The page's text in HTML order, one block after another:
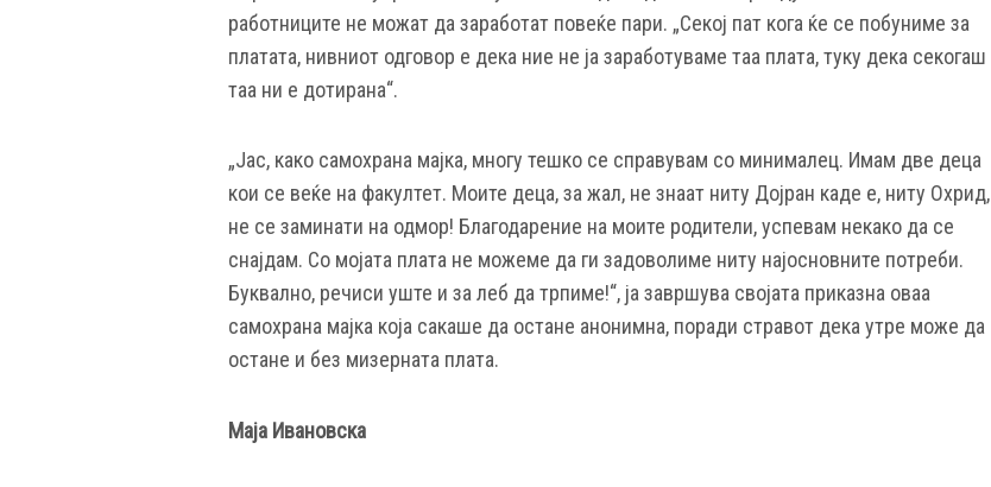
работниците не можат да заработат повеќе пари. „Секој пат кога ќе се побуниме за
платата, нивниот одговор е дека ние не ја заработуваме таа плата, туку дека секогаш
таа ни е дотирана“.
„Јас, како самохрана мајка, многу тешко се справувам со минималец. Имам две деца
кои се веќе на факултет. Моите деца, за жал, не знаат ниту Дојран каде е, ниту Охрид,
не се заминати на одмор! Благодарение на моите родители, успевам некако да се
снајдам. Со мојата плата не можеме да ги задоволиме ниту најосновните потреби.
Буквално, речиси уште и за леб да трпиме!“, ја завршува својата приказна оваа
самохрана мајка која сакаше да остане анонимна, поради стравот дека утре може да
остане и без мизерната плата.
Маја Ивановска